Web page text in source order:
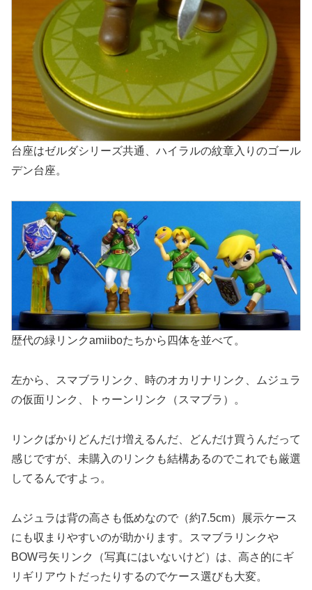
台座はゼルダシリーズ共通、ハイラルの紋章入りのゴール
デン台座。
歴代の緑リンクamiiboたちから四体を並べて。
左から、スマブラリンク、時のオカリナリンク、ムジュラ
の仮面リンク、トゥーンリンク（スマブラ）。
リンクばかりどんだけ増えるんだ、どんだけ買うんだって
感じですが、未購入のリンクも結構あるのでこれでも厳選
してるんですよっ。
ムジュラは背の高さも低めなので（約7.5cm）展示ケース
にも収まりやすいのが助かります。スマブラリンクや
BOW弓矢リンク（写真にはいないけど）は、高さ的にギ
リギリアウトだったりするのでケース選びも大変。